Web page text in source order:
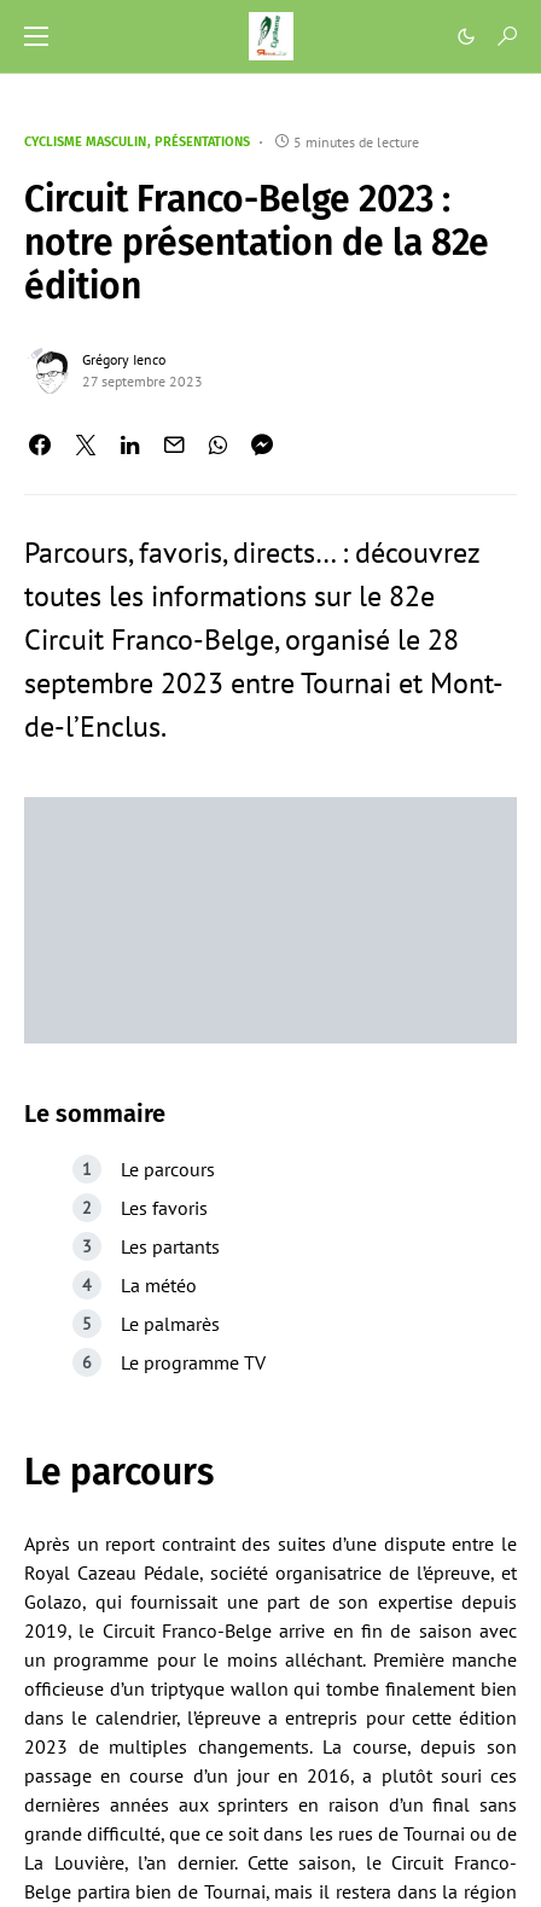
CYCLISME MASCULIN PRÉSENTATIONS 5 minutes de lecture
Circuit Franco-Belge 2023 :
notre présentation de la 82e
édition
Grégory Ienco
27 septembre 2023
Parcours, favoris, directs… : découvrez
toutes les informations sur le 82e
Circuit Franco-Belge, organisé le 28
septembre 2023 entre Tournai et Mont-
de-l’Enclus.
Le sommaire
Le parcours
Les favoris
Les partants
La météo
Le palmarès
Le programme TV
Le parcours
Après un report contraint des suites d’une dispute entre le
Royal Cazeau Pédale, société organisatrice de l’épreuve, et
Golazo, qui fournissait une part de son expertise depuis
2019, le Circuit Franco-Belge arrive en fin de saison avec
un programme pour le moins alléchant. Première manche
officieuse d’un triptyque wallon qui tombe finalement bien
dans le calendrier, l’épreuve a entrepris pour cette édition
2023 de multiples changements. La course, depuis son
passage en course d’un jour en 2016, a plutôt souri ces
dernières années aux sprinters en raison d’un final sans
grande difficulté, que ce soit dans les rues de Tournai ou de
La Louvière, l’an dernier. Cette saison, le Circuit Franco-
Belge partira bien de Tournai, mais il restera dans la région